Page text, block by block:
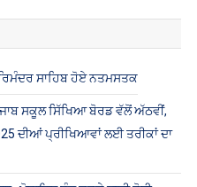
ਸਾਹਿਬ ਹੋਏ ਨਤਮਸਤਕ
ਸਕੂਲ ਸਿੱਖਿਆ ਬੋਰਡ ਵੱਲੋਂ ਅੱਠਵੀਂ,
ਦੀਆਂ ਪ੍ਰੀਖਿਆਵਾਂ ਲਈ ਤਰੀਕਾਂ ਦਾ